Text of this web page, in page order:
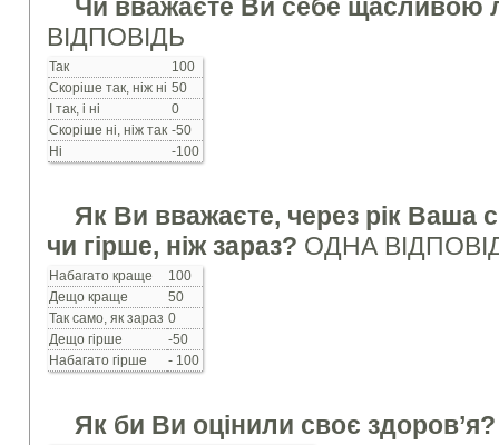
Чи вважаєте Ви себе
ВІДПОВІДЬ
Так
100
Скоріше так, ніж ні 50
І так, і ні
0
Скоріше ні, ніж так -50
Ні
-100
Як Ви вважаєте, через рік Ваша
чи гірше, ніж зараз? ОДНА
Набагато краще
100
Дещо краще
50
Так само, як зараз 0
Дещо гірше
-50
Набагато гірше
- 100
Як би Ви оцінили своє